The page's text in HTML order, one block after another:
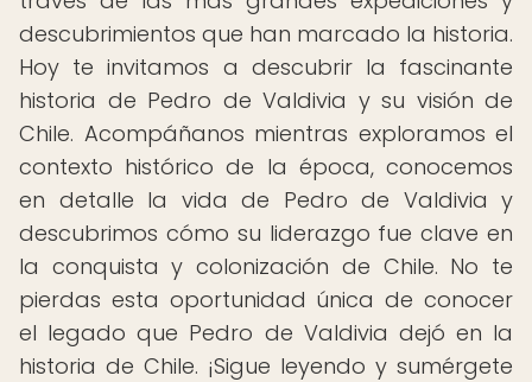
descubrimientos que han marcado la historia.
Hoy te invitamos a descubrir la fascinante
historia de Pedro de Valdivia y su visión de
Chile. Acompáñanos mientras exploramos el
contexto histórico de la época, conocemos
en detalle la vida de Pedro de Valdivia y
descubrimos cómo su liderazgo fue clave en
la conquista y colonización de Chile. No te
pierdas esta oportunidad única de conocer
el legado que Pedro de Valdivia dejó en la
historia de Chile. ¡Sigue leyendo y sumérgete